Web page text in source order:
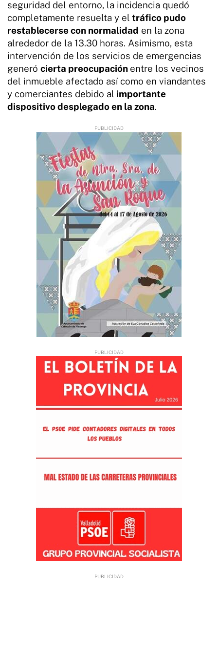
seguridad del entorno, la incidencia quedó
completamente resuelta y el tráfico pudo
restablecerse con normalidad en la zona
alrededor de la 13.30 horas. Asimismo, esta
intervención de los servicios de emergencias
generó cierta preocupación entre los vecinos
del inmueble afectado así como en viandantes
y comerciantes debido al importante
dispositivo desplegado en la zona.